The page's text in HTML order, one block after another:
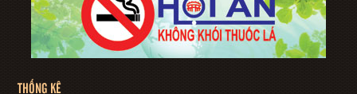
THỐNG KÊ